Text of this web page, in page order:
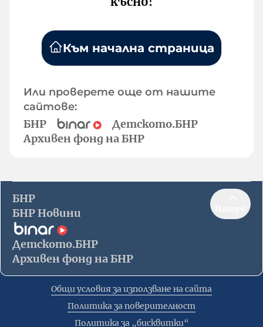
Към начална страница
Или проверете още от нашите
сайтове:
БНР
Детското.БНР
Архивен фонд на БНР
БНР
БНР Новини
Детското.БНР
Архивен фонд на БНР
Общи условия за използване на сайта
Политика за поверителност
Политика за „бисквитки“